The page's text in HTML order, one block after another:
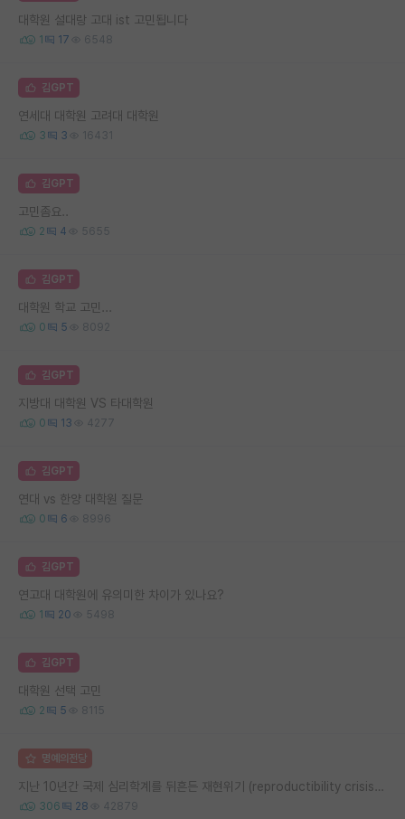
대학원 설대랑 고대 ist 고민됩니다
1 17 6548
김GPT
연세대 대학원 고려대 대학원
3 3 16431
김GPT
고민좀요..
2 4 5655
김GPT
대학원 학교 고민...
0 5 8092
김GPT
지방대 대학원 VS 타대학원
0 13 4277
김GPT
연대 vs 한양 대학원 질문
0 6 8996
김GPT
연고대 대학원에 유의미한 차이가 있나요?
1 20 5498
김GPT
대학원 선택 고민
2 5 8115
명예의전당
지난 10년간 국제 심리학계를 뒤흔든 재현위기 (reproductibility crisis) 요약 (1편)
306 28 42879